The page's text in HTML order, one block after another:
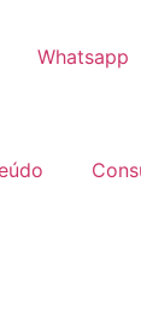
Whatsapp